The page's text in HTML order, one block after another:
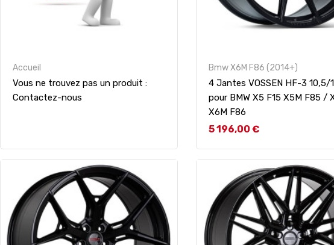
Accueil
Vous ne trouvez pas un produit :
Contactez-nous
Bmw X6M F86 (2014+)
4 Jantes VOSSEN HF-3 10,5/
pour BMW X5 F15 X5M F85 /
X6M F86
Prix
5 196,00 €